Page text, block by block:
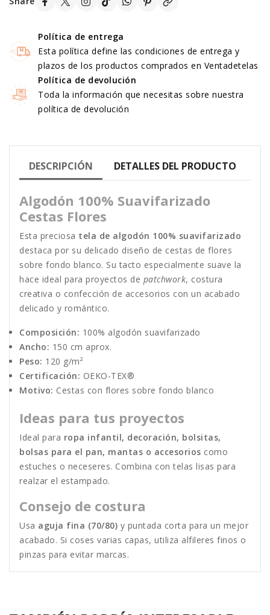
Política de entrega
Esta política define las condiciones de entrega y
plazos de los productos comprados en Ventadetelas
Política de devolución
Toda la información que necesitas sobre nuestra
política de devolución
DESCRIPCIÓN DETALLES DEL PRODUCTO
Algodón 100% Suavifarizado
Cestas Flores
Esta preciosa tela de algodón 100% suavifarizado
destaca por su delicado diseño de cestas de flores
sobre fondo blanco. Su tacto especialmente suave la
hace ideal para proyectos de patchwork, costura
creativa o confección de accesorios con un acabado
delicado y romántico.
Composición: 100% algodón suavifarizado
Ancho: 150 cm aprox.
Peso: 120 g/m²
Certificación: OEKO-TEX®
Motivo: Cestas con flores sobre fondo blanco
Ideas para tus proyectos
Ideal para ropa infantil, decoración, bolsitas,
bolsas para el pan, mantas o accesorios como
estuches o neceseres. Combina con telas lisas para
realzar el estampado.
Consejo de costura
Usa aguja fina (70/80) y puntada corta para un mejor
acabado. Si coses varias capas, utiliza alfileres finos o
pinzas para evitar marcas.